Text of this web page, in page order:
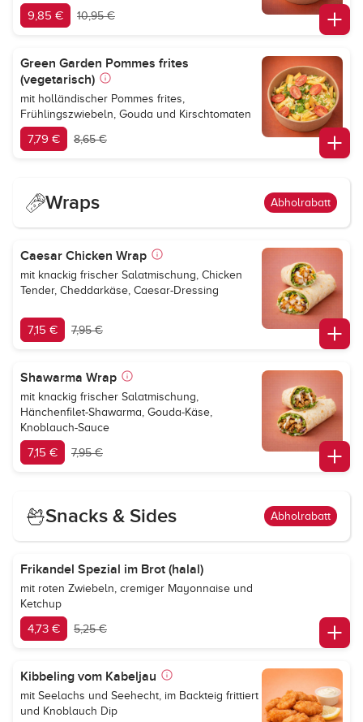
9,85 € 10,95 €
Green Garden Pommes frites
(vegetarisch)
mit holländischer Pommes frites,
Frühlingszwiebeln, Gouda und Kirschtomaten
7,79 € 8,65 €
Wraps Abholrabatt
Caesar Chicken Wrap
mit knackig frischer Salatmischung, Chicken
Tender, Cheddarkäse, Caesar-Dressing
7,15 € 7,95 €
Shawarma Wrap
mit knackig frischer Salatmischung,
Hänchenfilet-Shawarma, Gouda-Käse,
Knoblauch-Sauce
7,15 € 7,95 €
Snacks & Sides Abholrabatt
Frikandel Spezial im Brot (halal)
mit roten Zwiebeln, cremiger Mayonnaise und
Ketchup
4,73 € 5,25 €
Kibbeling vom Kabeljau
mit Seelachs und Seehecht, im Backteig frittiert
und Knoblauch Dip